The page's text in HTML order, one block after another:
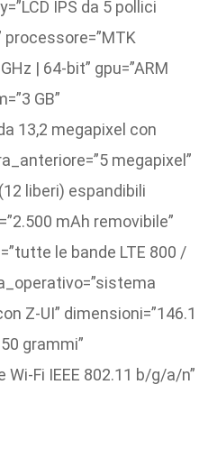
IPS da 5 pollici
processore=”MTK
| 64-bit” gpu=”ARM
GB”
13,2 megapixel con
megapixel”
liberi) espandibili
mAh removibile”
le bande LTE 800 /
Z-UI” dimensioni=”146.1
grammi”
Wi-Fi IEEE 802.11 b/g/a/n”